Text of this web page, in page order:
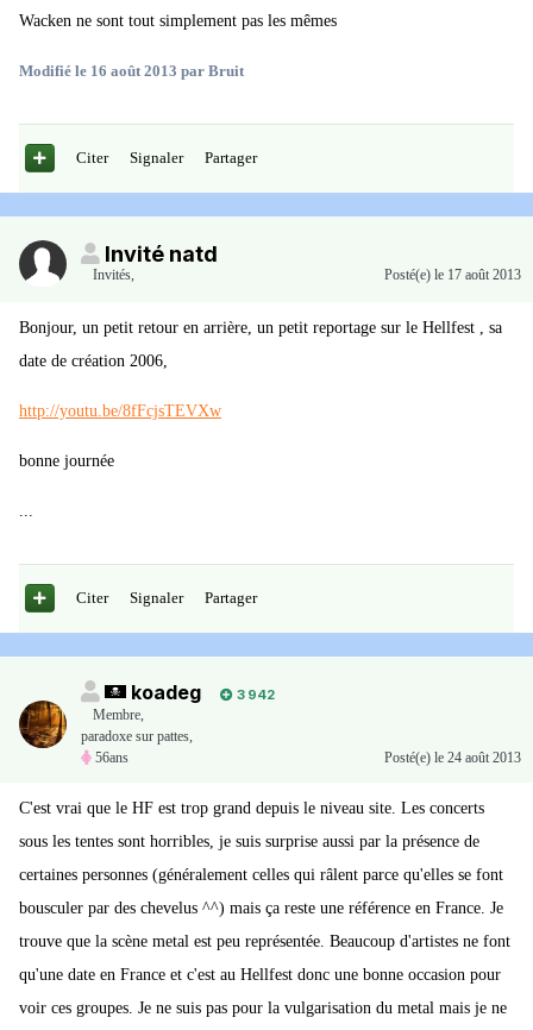
Wacken ne sont tout simplement pas les mêmes
Modifié le 16 août 2013 par Bruit
Citer Signaler Partager
Invité natd
Invités, Posté(e) le 17 août 2013
Bonjour, un petit retour en arrière, un petit reportage sur le Hellfest , sa
date de création 2006,
http://youtu.be/8fFcjsTEVXw
bonne journée
Citer Signaler Partager
koadeg
3 942
Membre,
paradoxe sur pattes,
56ans
Posté(e) le 24 août 2013
C'est vrai que le HF est trop grand depuis le niveau site. Les concerts
sous les tentes sont horribles, je suis surprise aussi par la présence de
certaines personnes (généralement celles qui râlent parce qu'elles se font
bousculer par des chevelus ^^) mais ça reste une référence en France. Je
trouve que la scène metal est peu représentée. Beaucoup d'artistes ne font
qu'une date en France et c'est au Hellfest donc une bonne occasion pour
voir ces groupes. Je ne suis pas pour la vulgarisation du metal mais je ne